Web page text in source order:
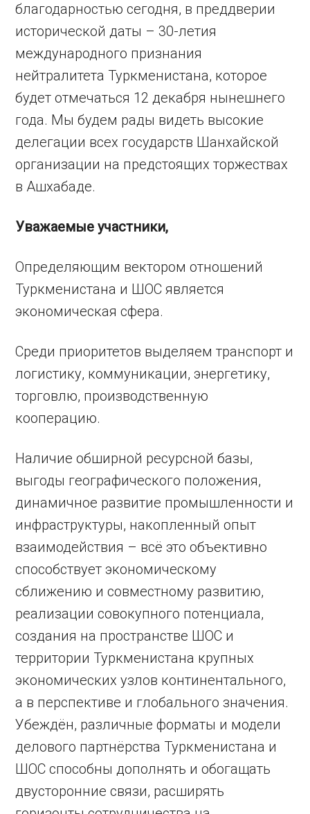
благодарностью сегодня, в преддверии
исторической даты – 30-летия
международного признания
нейтралитета Туркменистана, которое
будет отмечаться 12 декабря нынешнего
года. Мы будем рады видеть высокие
делегации всех государств Шанхайской
организации на предстоящих торжествах
в Ашхабаде.
Уважаемые участники,
Определяющим вектором отношений
Туркменистана и ШОС является
экономическая сфера.
Среди приоритетов выделяем транспорт и
логистику, коммуникации, энергетику,
торговлю, производственную
кооперацию.
Наличие обширной ресурсной базы,
выгоды географического положения,
динамичное развитие промышленности и
инфраструктуры, накопленный опыт
взаимодействия – всё это объективно
способствует экономическому
сближению и сов­местному развитию,
реализации совокупного потенциала,
создания на пространстве ШОС и
территории Туркменистана крупных
экономических узлов континентального,
а в перспективе и глобального значения.
Убеждён, различные форматы и модели
делового партнёрства Туркменистана и
ШОС способны дополнять и обогащать
двусторонние связи, расширять